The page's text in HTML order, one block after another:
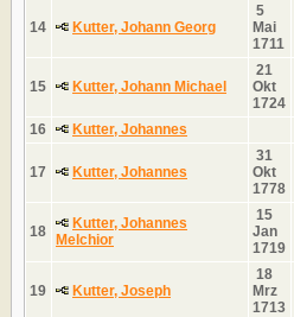
14 Kutter, Johann Georg
5
Mai
1711
15 Kutter, Johann Michael
21
Okt
1724
16 Kutter, Johannes
17 Kutter, Johannes
31
Okt
1778
18
Kutter, Johannes
Melchior
15
Jan
1719
19 Kutter, Joseph
18
Mrz
1713